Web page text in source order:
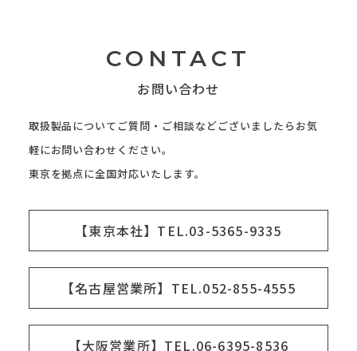
CONTACT
お問い合わせ
取扱製品についてご質問・ご相談などございましたらお気
軽にお問い合わせください。
東京を拠点に全国対応いたします。
【東京本社】TEL.03-5365-9335
【名古屋営業所】TEL.052-855-4555
【大阪営業所】TEL.06-6395-8536